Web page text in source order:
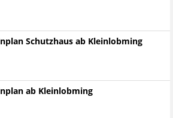
Schutzhaus ab Kleinlobming
ab Kleinlobming